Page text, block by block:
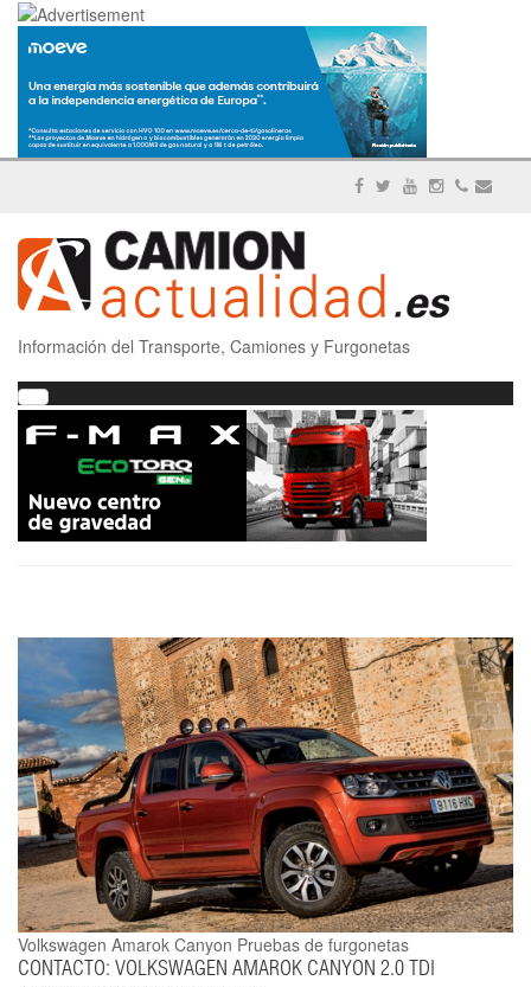
Información del Transporte, Camiones y Furgonetas
Volkswagen Amarok Canyon Pruebas de furgonetas
CONTACTO: VOLKSWAGEN AMAROK CANYON 2.0 TDI